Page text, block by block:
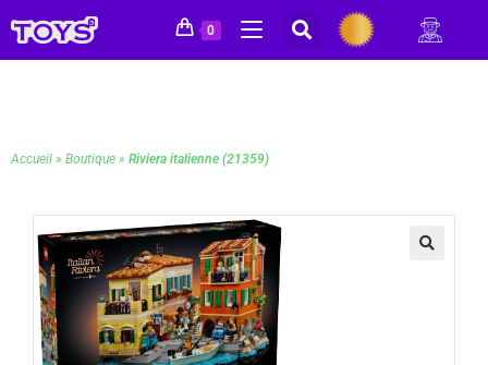
0
Accueil » Boutique » Riviera italienne (21359)